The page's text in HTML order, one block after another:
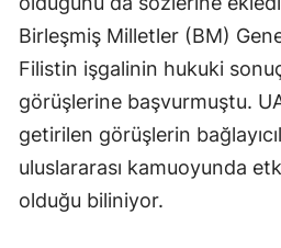
Birleşmiş Milletler (BM)
Filistin işgalinin hukuki
görüşlerine başvurmuştu.
getirilen görüşlerin
uluslararası kamuoyunda
olduğu biliniyor.